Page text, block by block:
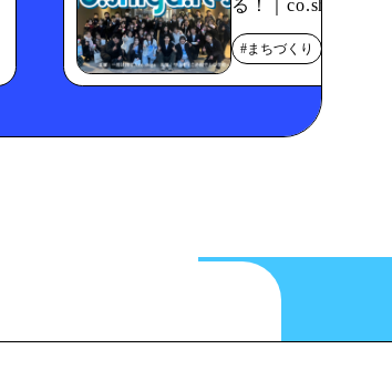
る！｜co.shiga初
「co.shiga.fes」を
#まちづくり